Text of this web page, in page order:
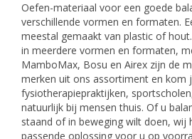
Oefen-materiaal voor een goede
verschillende vormen en formaten.
meestal gemaakt van plastic of
in meerdere vormen en formaten,
MamboMax, Bosu en Airex zijn de
merken uit ons assortiment en kom
fysiotherapiepraktijken,
natuurlijk bij mensen thuis. Of u
staand of in beweging wilt doen, wij
passende oplossing voor u op